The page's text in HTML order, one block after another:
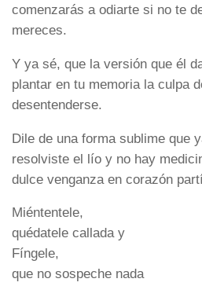
comenzarás a odiarte si no te
mereces.
Y ya sé, que la versión que él
plantar en tu memoria la culpa
desentenderse.
Dile de una forma sublime que
resolviste el lío y no hay
dulce venganza en corazón
Miéntentele,
quédatele callada y
Fíngele,
que no sospeche nada